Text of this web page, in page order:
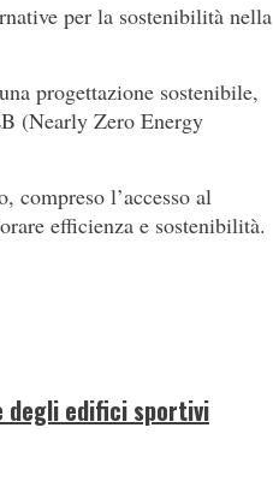
per la sostenibilità nella
progettazione sostenibile,
(Nearly Zero Energy
compreso l’accesso al
efficienza e sostenibilità.
degli edifici sportivi